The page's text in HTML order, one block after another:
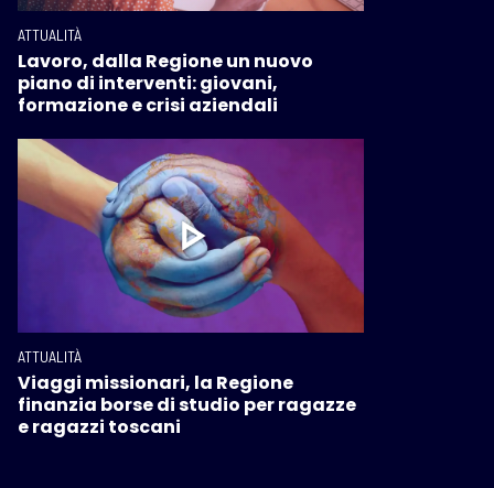
ATTUALITÀ
Lavoro, dalla Regione un nuovo
piano di interventi: giovani,
formazione e crisi aziendali
ATTUALITÀ
Viaggi missionari, la Regione
finanzia borse di studio per ragazze
e ragazzi toscani